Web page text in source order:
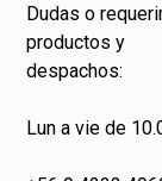
Dudas o
productos y
despachos:
Lun a vie de